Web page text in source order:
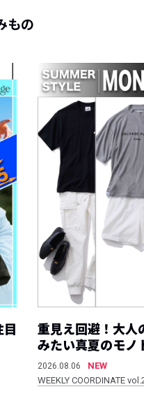
もの
目
重見え回避！大人
みたい真夏のモノ
2026.08.06
NEW
WEEKLY COORDINATE